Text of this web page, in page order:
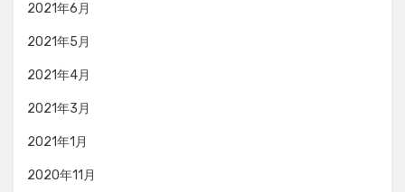
2021年6月
2021年5月
2021年4月
2021年3月
2021年1月
2020年11月